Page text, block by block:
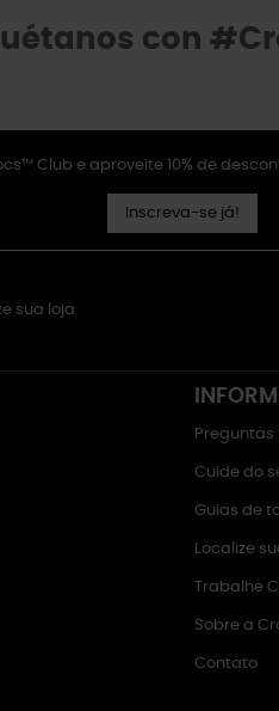
con
Club e aproveite 10% de
Inscreva-se já!
sua loja
Preguntas
Cuide do
Guias de
Localize
Trabalhe
Sobre a
Contato